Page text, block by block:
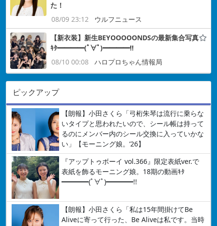
た！
08/09 23:12
ウルフニュース
【新衣装】新生BEYOOOOONDSの最新集合写真
ｷﾀ━━━━(ﾟ∀ﾟ)━━━━!!
08/10 00:08
ハロプロちゃん情報局
ピックアップ
【朗報】小田さくら「弓桁朱琴は流行に乗らな
いタイプと思われたいので、シール帳は持って
るのにメンバー内のシール交換に入っていかな
い」【モーニング娘。’26】
『アップトゥボーイ vol.366』限定表紙ver.で
表紙を飾るモーニング娘。18期の動画ｷﾀ
━━━━(ﾟ∀ﾟ)━━━━!!
【朗報】小田さくら「私は15年間掛けてBe
Aliveに寄って行った、Be Aliveは私です。当時